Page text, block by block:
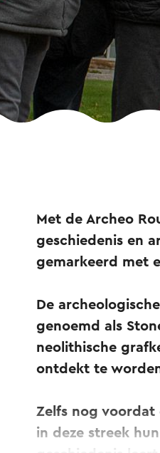
Met de Archeo
geschiedenis en
gemarkeerd met
De
genoemd als
neolithische
ontdekt te
Zelfs nog voordat
in deze streek